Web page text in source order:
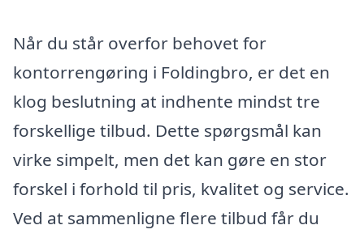
Når du står overfor behovet for
kontorrengøring i Foldingbro, er det en
klog beslutning at indhente mindst tre
forskellige tilbud. Dette spørgsmål kan
virke simpelt, men det kan gøre en stor
forskel i forhold til pris, kvalitet og service.
Ved at sammenligne flere tilbud får du